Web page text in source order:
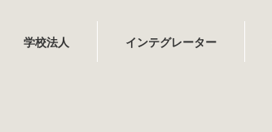
学校法人 インテグレーター